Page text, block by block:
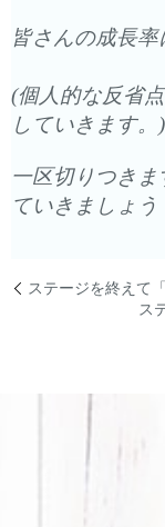
皆さんの成長
(個人的な反省
していきます。)
一区切りつき
ていきましょう
ステージを終えて
ス